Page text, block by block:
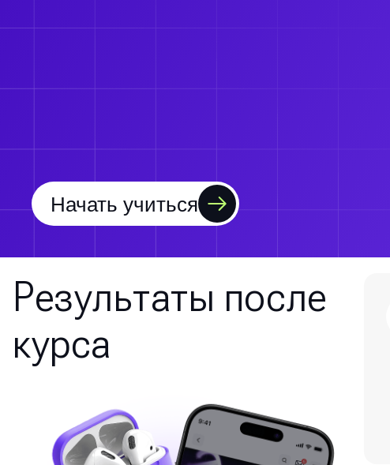
Начать учиться
Результаты после
курса